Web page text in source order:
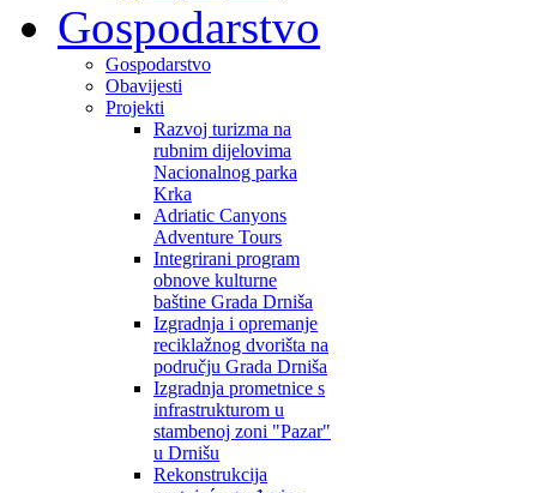
Gospodarstvo
Gospodarstvo
Obavijesti
Projekti
Razvoj turizma na
rubnim dijelovima
Nacionalnog parka
Krka
Adriatic Canyons
Adventure Tours
Integrirani program
obnove kulturne
baštine Grada Drniša
Izgradnja i opremanje
reciklažnog dvorišta na
području Grada Drniša
Izgradnja prometnice s
infrastrukturom u
stambenoj zoni "Pazar"
u Drnišu
Rekonstrukcija